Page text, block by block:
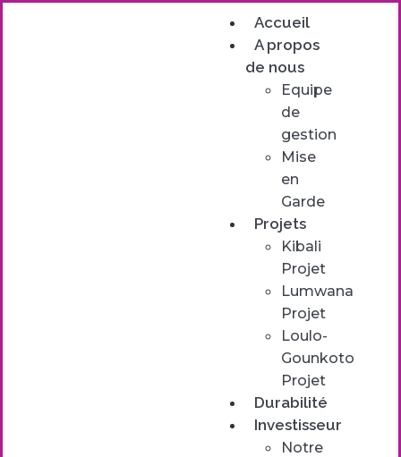
Accueil
A propos
de nous
Equipe
de
gestion
Mise
en
Garde
Projets
Kibali
Projet
Lumwana
Projet
Loulo-
Gounkoto
Projet
Durabilité
Investisseur
Notre